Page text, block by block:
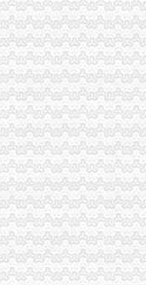
口公司注册代理】-
口公司注册代理】-
代理公司-企汇网
答
流程|手续|通关巨升
口权-广州58同城
口有限公司
邦进出口贸易有限公
出口贸易公司_
联交易预案
流程,公司变更法
口公司注册代理】-
理-番禺社区网